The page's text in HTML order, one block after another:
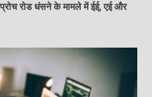
रोड धंसने के मामले में ईई, एई और